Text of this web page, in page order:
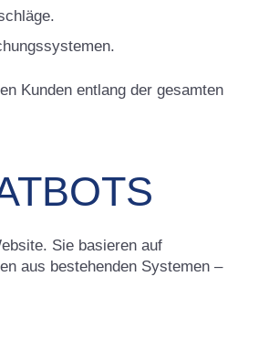
Kunden entlang der gesamten
Sie basieren auf
aus bestehenden Systemen –